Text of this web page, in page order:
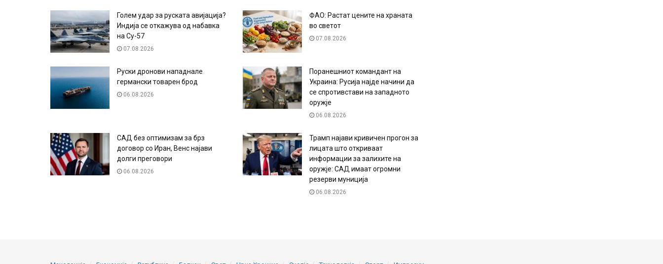
Голем удар за руската авијација?
Индија се откажува од набавка
на Су-57
07.08.2026
ФАО: Растат цените на храната
во светот
07.08.2026
Руски дронови нападнале
германски товарен брод
06.08.2026
Поранешниот командант на
Украина: Русија најде начини да
се спротивстави на западното
оружје
06.08.2026
САД без оптимизам за брз
договор со Иран, Венс најави
долги преговори
06.08.2026
Трамп најави кривичен прогон за
лицата што откриваат
информации за залихите на
оружје: САД имаат огромни
резерви муниција
06.08.2026